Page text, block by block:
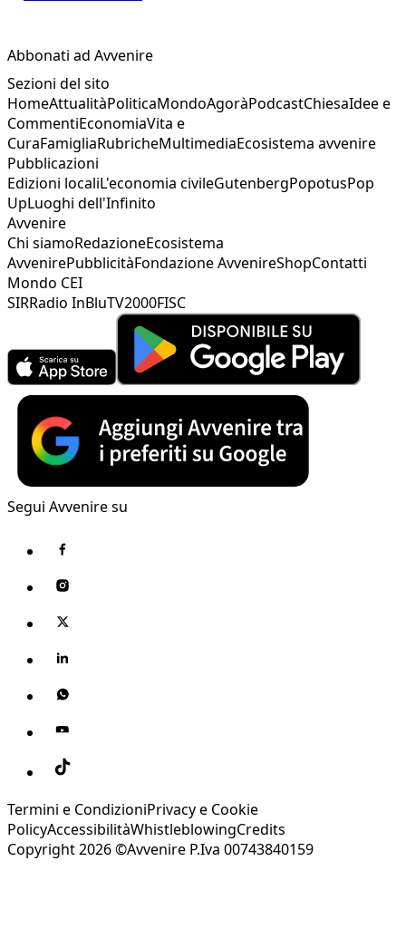
Abbonati ad Avvenire
Sezioni del sito
HomeAttualitàPoliticaMondoAgoràPodcastChiesaIdee e
CommentiEconomiaVita e
CuraFamigliaRubricheMultimediaEcosistema avvenire
Pubblicazioni
Edizioni localiL'economia civileGutenbergPopotusPop
UpLuoghi dell'Infinito
Avvenire
Chi siamoRedazioneEcosistema
AvvenirePubblicitàFondazione AvvenireShopContatti
Mondo CEI
SIRRadio InBluTV2000FISC
Segui Avvenire su
Termini e CondizioniPrivacy e Cookie
PolicyAccessibilitàWhistleblowingCredits
Copyright 2026 ©Avvenire P.Iva 00743840159